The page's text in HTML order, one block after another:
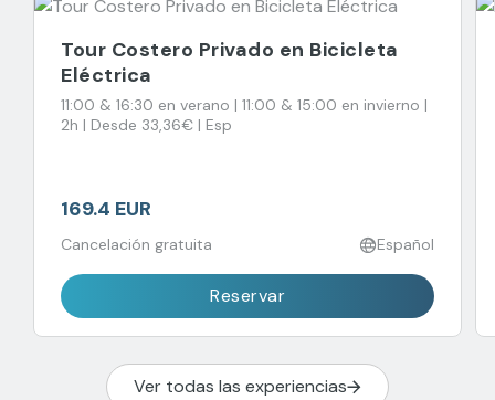
Tour Costero Privado en Bicicleta
Eléctrica
11:00 & 16:30 en verano | 11:00 & 15:00 en invierno |
2h | Desde 33,36€ | Esp
169.4 EUR
Cancelación gratuita Español
Reservar
Ver todas las experiencias